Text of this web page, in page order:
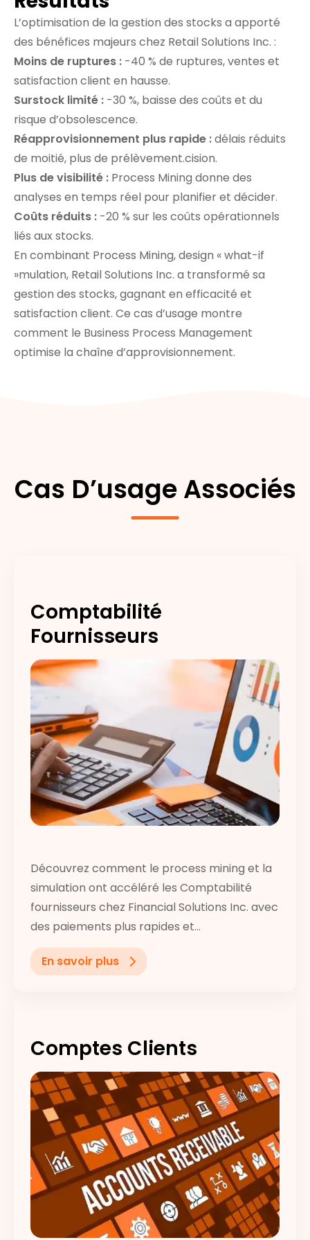
L’optimisation de la gestion des stocks a apporté
des bénéfices majeurs chez Retail Solutions Inc. :
Moins de ruptures : -40 % de ruptures, ventes et
satisfaction client en hausse.
Surstock limité : -30 %, baisse des coûts et du
risque d’obsolescence.
Réapprovisionnement plus rapide :délais réduits
de moitié, plus de prélèvement.cision.
Plus de visibilité : Process Mining donne des
analyses en temps réel pour planifier et décider.
Coûts réduits : -20 % sur les coûts opérationnels
liés aux stocks.
En combinant Process Mining, design « what-if
»mulation, Retail Solutions Inc. a transformé sa
gestion des stocks, gagnant en efficacité et
satisfaction client. Ce cas d’usage montre
comment le Business Process Management
optimise la chaîne d’approvisionnement.
Cas D’usage Associés
Comptabilité
Fournisseurs
Découvrez comment le process mining et la
simulation ont accéléré les Comptabilité
fournisseurs chez Financial Solutions Inc. avec
des paiements plus rapides et...
En savoir plus
Comptes Clients